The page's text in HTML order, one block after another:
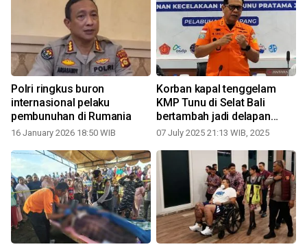
Polri ringkus buron
internasional pelaku
pembunuhan di Rumania
16 January 2026 18:50 WIB
Korban kapal tenggelam
KMP Tunu di Selat Bali
bertambah jadi delapan
orang
07 July 2025 21:13 WIB, 2025